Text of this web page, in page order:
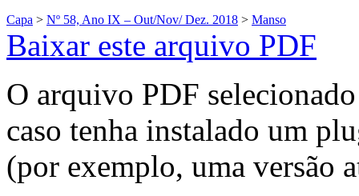
Capa > Nº 58, Ano IX – Out/Nov/ Dez. 2018 > Manso
Baixar este arquivo PDF
O arquivo PDF
caso tenha instalado um
(por exemplo, uma versão